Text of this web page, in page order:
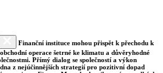
Finanční instituce mohou přispět k přechodu k
operace šetrné ke klimatu a důvěryhodné
Přímý dialog se společností a výkon
z nejúčinnějších strategií pro pozitivní dopad